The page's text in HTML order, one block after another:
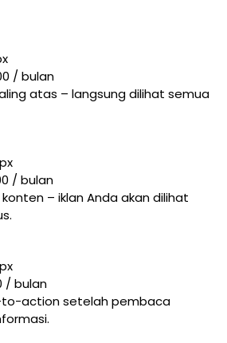
/ bulan
atas – langsung dilihat semua
/ bulan
– iklan Anda akan dilihat
/ bulan
to-action setelah pembaca